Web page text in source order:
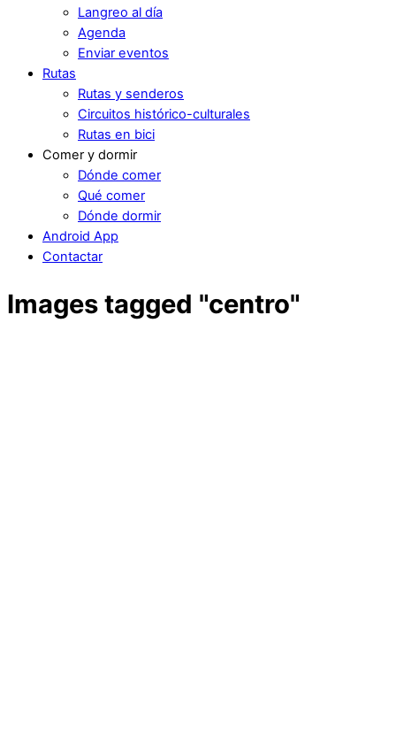
Langreo al día
Agenda
Enviar eventos
Rutas
Rutas y senderos
Circuitos histórico-culturales
Rutas en bici
Comer y dormir
Dónde comer
Qué comer
Dónde dormir
Android App
Contactar
Images tagged "centro"